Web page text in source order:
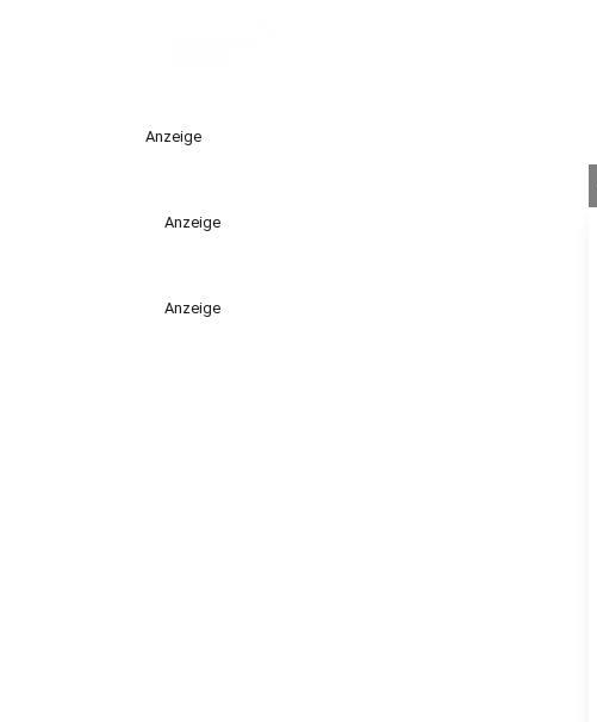
Anzeige
Anzeige
Anzeige